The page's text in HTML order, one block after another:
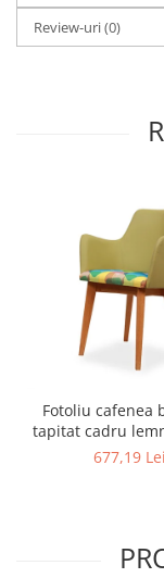
Review-uri(0)
Fotoliu cafenea
tapitat cadru
677,19 Lei